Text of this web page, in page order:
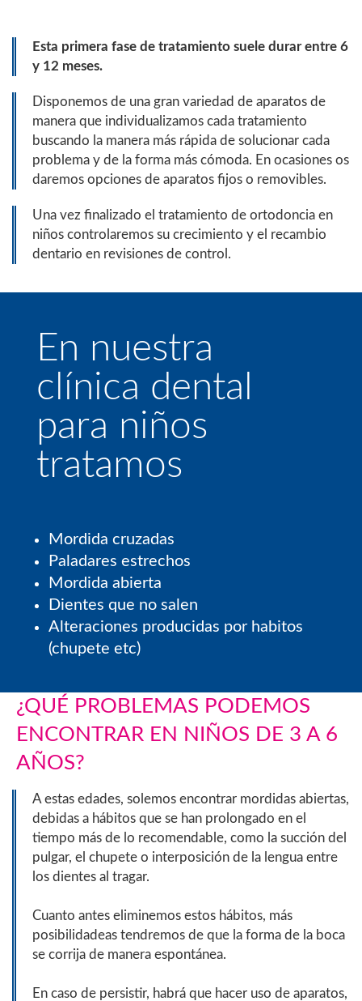
Esta primera fase de tratamiento suele durar entre 6
y 12 meses.
Disponemos de una gran variedad de aparatos de
manera que individualizamos cada tratamiento
buscando la manera más rápida de solucionar cada
problema y de la forma más cómoda. En ocasiones os
daremos opciones de aparatos fijos o removibles.
Una vez finalizado el tratamiento de ortodoncia en
niños controlaremos su crecimiento y el recambio
dentario en revisiones de control.
En nuestra
clínica dental
para niños
tratamos
Mordida cruzadas
Paladares estrechos
Mordida abierta
Dientes que no salen
Alteraciones producidas por habitos
(chupete etc)
¿QUÉ PROBLEMAS PODEMOS
ENCONTRAR EN NIÑOS DE 3 A 6
AÑOS?
A estas edades, solemos encontrar mordidas abiertas,
debidas a hábitos que se han prolongado en el
tiempo más de lo recomendable, como la succión del
pulgar, el chupete o interposición de la lengua entre
los dientes al tragar.
Cuanto antes eliminemos estos hábitos, más
posibilidadeas tendremos de que la forma de la boca
se corrija de manera espontánea.
En caso de persistir, habrá que hacer uso de aparatos,